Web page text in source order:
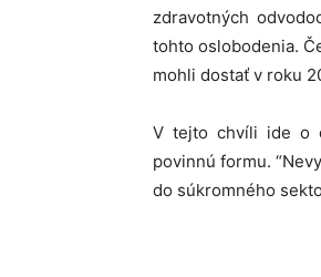
zdravotných
tohto oslobodenia.
mohli dostať v roku
V tejto chvíli ide o
povinnú formu.
do súkromného